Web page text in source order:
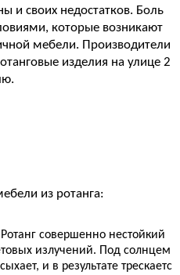
и своих недостатков. Боль
которые возникают
мебели. Производители
изделия на улице 2
из ротанга:
Ротанг совершенно нестойкий
излучений. Под солнцем
и в результате трескаетс